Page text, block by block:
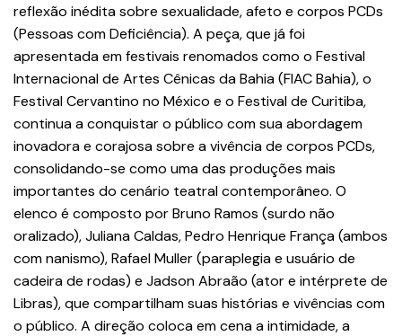
reflexão inédita sobre sexualidade, afeto e corpos PCDs
(Pessoas com Deficiência). A peça, que já foi
apresentada em festivais renomados como o Festival
Internacional de Artes Cênicas da Bahia (FIAC Bahia), o
Festival Cervantino no México e o Festival de Curitiba,
continua a conquistar o público com sua abordagem
inovadora e corajosa sobre a vivência de corpos PCDs,
consolidando-se como uma das produções mais
importantes do cenário teatral contemporâneo. O
elenco é composto por Bruno Ramos (surdo não
oralizado), Juliana Caldas, Pedro Henrique França (ambos
com nanismo), Rafael Muller (paraplegia e usuário de
cadeira de rodas) e Jadson Abraão (ator e intérprete de
Libras), que compartilham suas histórias e vivências com
o público. A direção coloca em cena a intimidade, a